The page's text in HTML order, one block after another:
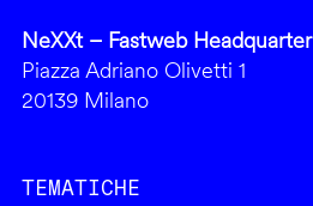
NeXXt – Fastweb Headquarter
Piazza Adriano Olivetti 1
20139 Milano
TEMATICHE